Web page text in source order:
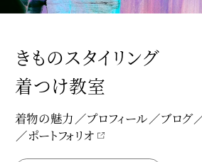
きものスタイリング
着つけ教室
着物の魅力 プロフィール ブログ
ポートフォリオ